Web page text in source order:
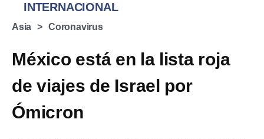
INTERNACIONAL
Asia Coronavirus
México está en la lista roja
de viajes de Israel por
Ómicron